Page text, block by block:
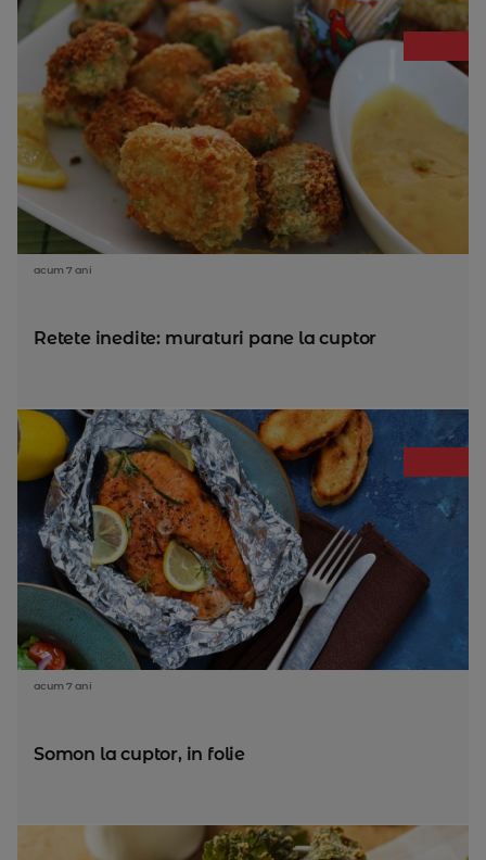
acum 7 ani
Retete inedite: muraturi pane la cuptor
acum 7 ani
Somon la cuptor, in folie